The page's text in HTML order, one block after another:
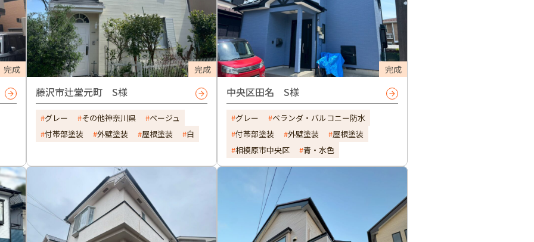
完成 完成
藤沢市辻堂元町 S様
グレー その他神奈川県
ベージュ
付帯部塗装
外壁塗装 屋根塗装 白
完成
中央区田名 S様
グレー
ベランダ・バルコニー防水
付帯部塗装
外壁塗装
屋根塗装
相模原市中央区
青・水色